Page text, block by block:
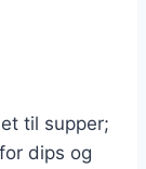
til supper;
dips og